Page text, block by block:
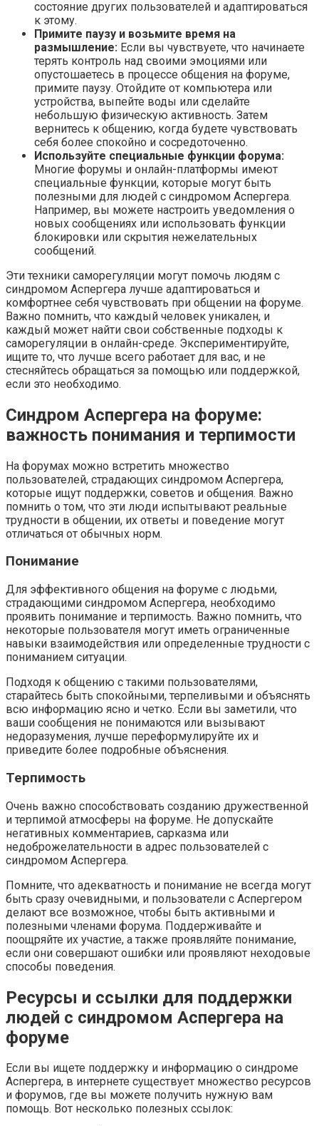
состояние других пользователей и адаптироваться
к этому.
Примите паузу и возьмите время на
размышление: Если вы чувствуете, что начинаете
терять контроль над своими эмоциями или
опустошаетесь в процессе общения на форуме,
примите паузу. Отойдите от компьютера или
устройства, выпейте воды или сделайте
небольшую физическую активность. Затем
вернитесь к общению, когда будете чувствовать
себя более спокойно и сосредоточенно.
Используйте специальные функции форума:
Многие форумы и онлайн-платформы имеют
специальные функции, которые могут быть
полезными для людей с синдромом Аспергера.
Например, вы можете настроить уведомления о
новых сообщениях или использовать функции
блокировки или скрытия нежелательных
сообщений.
Эти техники саморегуляции могут помочь людям с
синдромом Аспергера лучше адаптироваться и
комфортнее себя чувствовать при общении на форуме.
Важно помнить, что каждый человек уникален, и
каждый может найти свои собственные подходы к
саморегуляции в онлайн-среде. Экспериментируйте,
ищите то, что лучше всего работает для вас, и не
стесняйтесь обращаться за помощью или поддержкой,
если это необходимо.
Синдром Аспергера на форуме:
важность понимания и терпимости
На форумах можно встретить множество
пользователей, страдающих синдромом Аспергера,
которые ищут поддержки, советов и общения. Важно
помнить о том, что эти люди испытывают реальные
трудности в общении, их ответы и поведение могут
отличаться от обычных норм.
Понимание
Для эффективного общения на форуме с людьми,
страдающими синдромом Аспергера, необходимо
проявить понимание и терпимость. Важно помнить, что
некоторые пользователя могут иметь ограниченные
навыки взаимодействия или определенные трудности с
пониманием ситуации.
Подходя к общению с такими пользователями,
старайтесь быть спокойными, терпеливыми и объяснять
всю информацию ясно и четко. Если вы заметили, что
ваши сообщения не понимаются или вызывают
недоразумения, лучше переформулируйте их и
приведите более подробные объяснения.
Терпимость
Очень важно способствовать созданию дружественной
и терпимой атмосферы на форуме. Не допускайте
негативных комментариев, сарказма или
недоброжелательности в адрес пользователей с
синдромом Аспергера.
Помните, что адекватность и понимание не всегда могут
быть сразу очевидными, и пользователи с Аспергером
делают все возможное, чтобы быть активными и
полезными членами форума. Поддерживайте и
поощряйте их участие, а также проявляйте понимание,
если они совершают ошибки или проявляют неходовые
способы поведения.
Ресурсы и ссылки для поддержки
людей с синдромом Аспергера на
форуме
Если вы ищете поддержку и информацию о синдроме
Аспергера, в интернете существует множество ресурсов
и форумов, где вы можете получить нужную вам
помощь. Вот несколько полезных ссылок: